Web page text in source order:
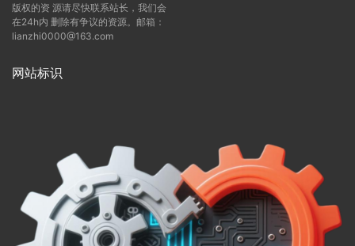
版权的资 源请尽快联系站长，我们会
在24h内 删除有争议的资源。邮箱：
lianzhi0000@163.com
网站标识